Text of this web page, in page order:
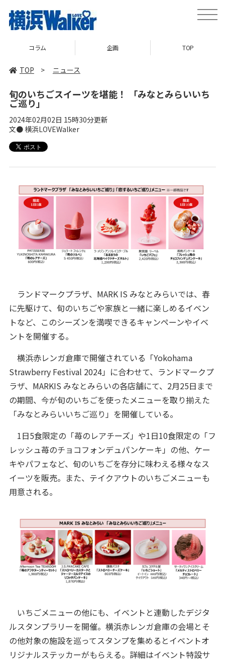
toggle
企画 TOP ニュース
TOP > ニュース
旬のいちごスイーツを堪能！ 「みなとみらいいち
ご巡り」
2024年02月02日 15時30分更新
文● 横浜LOVEWalker
ランドマークプラザ、MARK IS みなとみらいでは、春
に先駆けて、旬のいちごや家族と一緒に楽しめるイベン
トなど、このシーズンを満喫できるキャンペーンやイベ
ントを開催する。
横浜赤レンガ倉庫で開催されている「Yokohama
Strawberry Festival 2024」に合わせて、ランドマークプ
ラザ、MARKIS みなとみらいの各店舗にて、2月25日まで
の期間、今が旬のいちごを使ったメニューを取り揃えた
「みなとみらいいちご巡り」を開催している。
1日5食限定の「苺のレアチーズ」や1日10食限定の「フ
レッシュ苺のチョコフォンデュパンケーキ」の他、ケー
キやパフェなど、旬のいちごを存分に味わえる様々なス
イーツを販売。また、テイクアウトのいちごメニューも
用意される。
いちごメニューの他にも、イベントと連動したデジタ
ルスタンプラリーを開催。横浜赤レンガ倉庫の会場とそ
の他対象の施設を巡ってスタンプを集めるとイベントオ
リジナルステッカーがもらえる。詳細はイベント特設サ